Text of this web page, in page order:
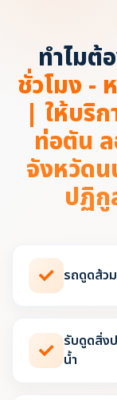
ทำไมต้
ชั่วโมง -
| ให้บริ
ท่อตัน ล
จังหวัด
ปฏิ
รถดูดส้ว
รับดูดสิ่ง
น้ำ